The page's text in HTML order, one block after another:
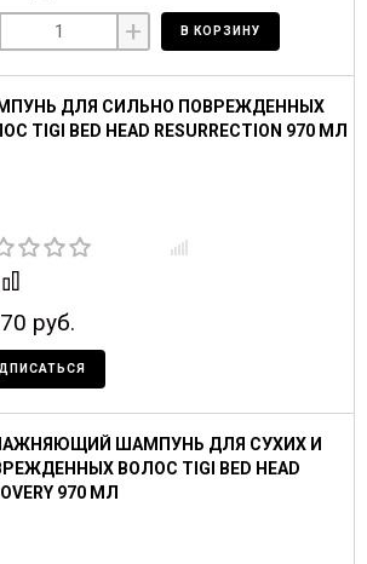
+ В КОРЗИНУ
ДЛЯ СИЛЬНО ПОВРЕЖДЕННЫХ
TIGI BED HEAD RESURRECTION 970 МЛ
руб.
ШАМПУНЬ ДЛЯ СУХИХ И
ВОЛОС TIGI BED HEAD
970 МЛ